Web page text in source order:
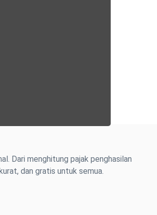
Dari menghitung pajak penghasilan
dan gratis untuk semua.